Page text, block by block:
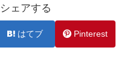
ェアする
はてブ Pinterest